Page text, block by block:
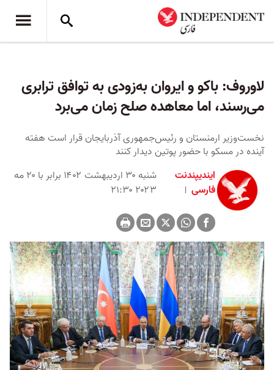
لاوروف: باکو و ایروان به‌زودی به توافق ترابری
می‌رسند، اما معاهده صلح زمان می‌برد
نخست‌وزیر ارمنستان و رئیس‌جمهوری آذربایجان قرار است هفته
آینده در مسکو با حضور پوتین دیدار کنند
ایندیپندنت
فارسی
شنبه ۳۰ اردیبهشت ۱۴۰۲ برابر با ۲۰ مه
۲۰۲۳ ۲۱:۳۰